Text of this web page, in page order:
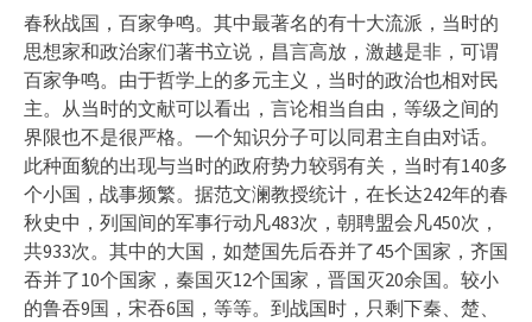
春秋战国，百家争鸣。其中最著名的有十大流派，当时的
思想家和政治家们著书立说，昌言高放，激越是非，可谓
百家争鸣。由于哲学上的多元主义，当时的政治也相对民
主。从当时的文献可以看出，言论相当自由，等级之间的
界限也不是很严格。一个知识分子可以同君主自由对话。
此种面貌的出现与当时的政府势力较弱有关，当时有140多
个小国，战事频繁。据范文澜教授统计，在长达242年的春
秋史中，列国间的军事行动凡483次，朝聘盟会凡450次，
共933次。其中的大国，如楚国先后吞并了45个国家，齐国
吞并了10个国家，秦国灭12个国家，晋国灭20余国。较小
的鲁吞9国，宋吞6国，等等。到战国时，只剩下秦、楚、